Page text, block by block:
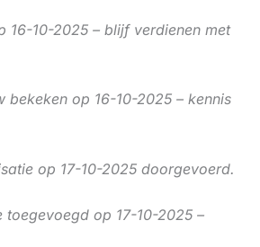
16-10-2025 – blijf verdienen met
bekeken op 16-10-2025 – kennis
op 17-10-2025 doorgevoerd.
toegevoegd op 17-10-2025 –